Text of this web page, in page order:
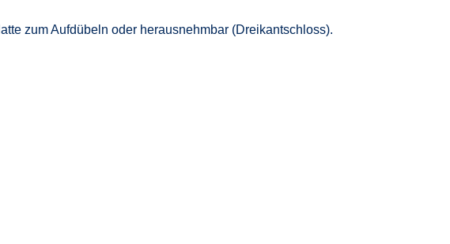
zum Aufdübeln oder herausnehmbar (Dreikantschloss).